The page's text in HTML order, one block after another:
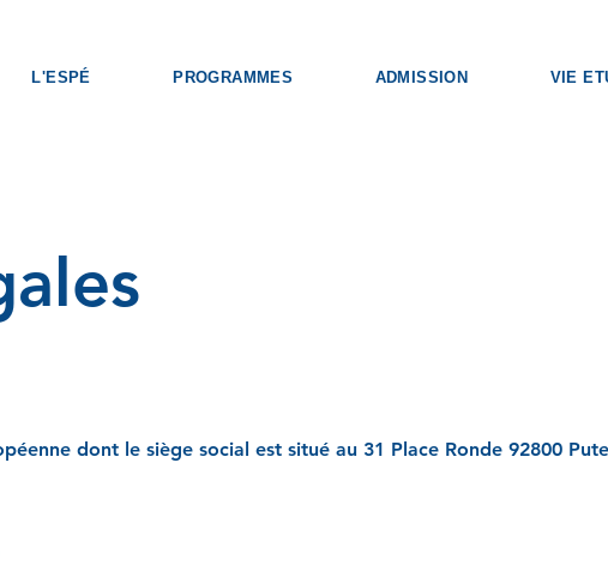
L'ESPÉ PROGRAMMES ADMISSION VIE
dont le siège social est situé au 31 Place Ronde 92800